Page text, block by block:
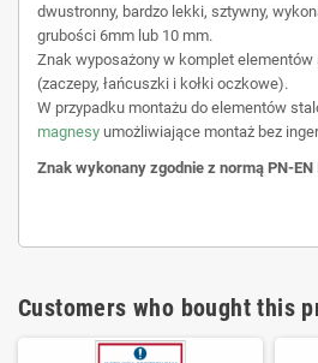
dwustronny, bardzo lekki, sztywny,
grubości 6mm lub 10 mm.
Znak wyposażony w komplet elementów
(zaczepy, łańcuszki i kołki oczkowe).
W przypadku montażu do elementów
magnesy umożliwiające montaż bez
Znak wykonany zgodnie z normą PN-EN
Customers who bought this